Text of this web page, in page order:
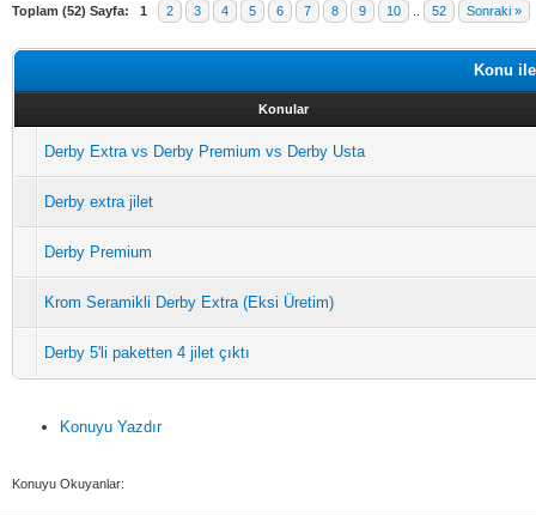
Toplam (52) Sayfa: 1 2 3 4 5 6 7 8 9 10 52 Sonraki »
Konu
Konular
Derby Extra vs Derby Premium vs Derby Usta
Derby extra jilet
Derby Premium
Krom Seramikli Derby Extra (Eksi Üretim)
Derby 5'li paketten 4 jilet çıktı
Konuyu Yazdır
Konuyu Okuyanlar: